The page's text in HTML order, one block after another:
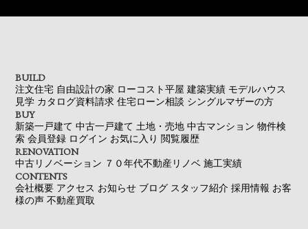
BUILD
注文住宅 自由設計の家 ローコスト平屋 建築実績 モデルハウス
見学 カタログ資料請求 住宅ローン相談 シングルマザーの方
BUY
新築一戸建て 中古一戸建て 土地・売地 中古マンション 物件検
索 会員登録 ログイン お気に入り 閲覧履歴
RENOVATION
中古リノベーション ７０年代不動産リノベ 施工実績
CONTENTS
会社概要 アクセス お知らせ ブログ スタッフ紹介 採用情報 お客
様の声 不動産買取